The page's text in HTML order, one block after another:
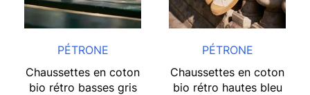
PÉTRONE
Chaussettes en coton
bio rétro basses gris
PÉTRONE
Chaussettes en coton
bio rétro hautes bleu